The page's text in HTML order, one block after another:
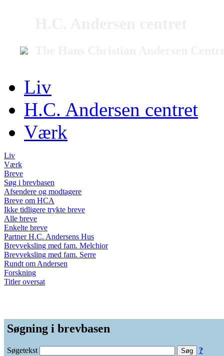
Liv
H.C. Andersen centret
Værk
Liv
Værk
Breve
Søg i brevbasen
Afsendere og modtagere
Breve om HCA
Ikke tidligere trykte breve
Alle breve
Enkelte breve
Partner H.C. Andersens Hus
Brevveksling med fam. Melchior
Brevveksling med fam. Serre
Rundt om Andersen
Forskning
Titler oversat
Søgning i brevbasen
Søgetekst ?